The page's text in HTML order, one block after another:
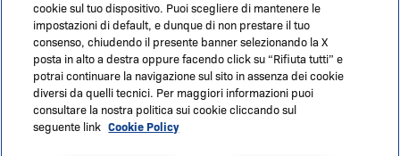
Capitale sociale € 622.027.000,00 interamente
versato - Codice fiscale e n. di iscrizione al Registro
delle Imprese di Roma 07516911000 | C.C.I.A.A. Roma
n. 1037417 - P.IVA: 07516911000 - Sede Legale: via A.
cookie sul tuo dispositivo. Puoi scegliere di mantenere le
impostazioni di default, e dunque di non prestare il tuo
consenso, chiudendo il presente banner selezionando la X
posta in alto a destra oppure facendo click su “Rifiuta tutti” e
potrai continuare la navigazione sul sito in assenza dei cookie
diversi da quelli tecnici. Per maggiori informazioni puoi
consultare la nostra politica sui cookie cliccando sul
seguente link Cookie Policy